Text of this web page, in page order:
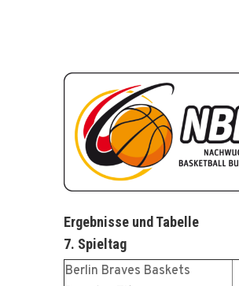
Ergebnisse und Tabelle
7. Spieltag
Berlin Braves Baskets